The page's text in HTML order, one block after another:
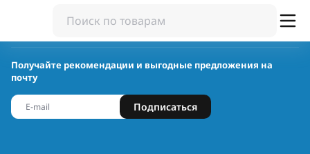
Получайте рекомендации и выгодные предложения на
почту
Подписаться